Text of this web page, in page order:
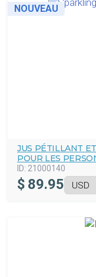
NOUVEAU
JUS PÉTILLANT
POUR LES
ID: 21000140
$ 89.95